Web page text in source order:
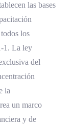
las bases
los
La ley
del
la
un marco
y de